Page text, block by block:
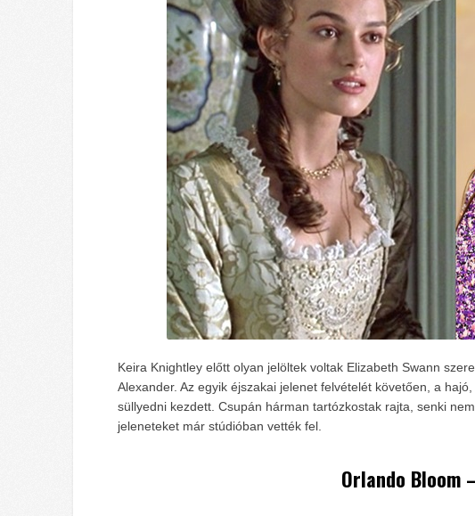
Keira Knightley előtt olyan jelöltek voltak Elizabeth Swann
Alexander. Az egyik éjszakai jelenet felvételét követően, a hajó,
süllyedni kezdett. Csupán hárman tartózkostak rajta, senki
jeleneteket már stúdióban vették fel.
Orlando Bloom